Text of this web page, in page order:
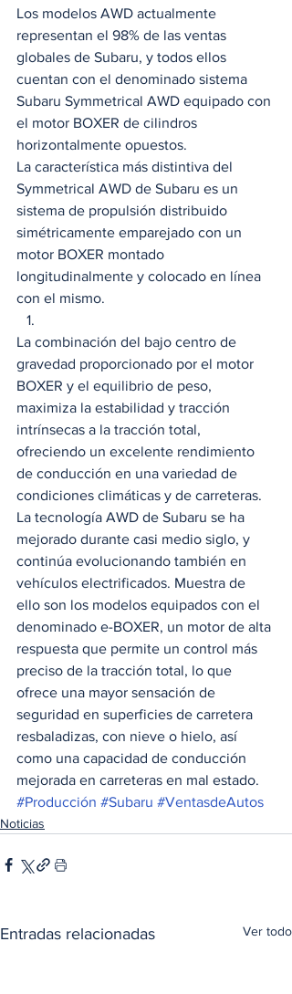
Los modelos AWD actualmente
representan el 98% de las ventas
globales de Subaru, y todos ellos
cuentan con el denominado sistema
Subaru Symmetrical AWD equipado con
el motor BOXER de cilindros
horizontalmente opuestos.
La característica más distintiva del
Symmetrical AWD de Subaru es un
sistema de propulsión distribuido
simétricamente emparejado con un
motor BOXER montado
longitudinalmente y colocado en línea
con el mismo.
La combinación del bajo centro de
gravedad proporcionado por el motor
BOXER y el equilibrio de peso,
maximiza la estabilidad y tracción
intrínsecas a la tracción total,
ofreciendo un excelente rendimiento
de conducción en una variedad de
condiciones climáticas y de carreteras.
La tecnología AWD de Subaru se ha
mejorado durante casi medio siglo, y
continúa evolucionando también en
vehículos electrificados. Muestra de
ello son los modelos equipados con el
denominado e-BOXER, un motor de alta
respuesta que permite un control más
preciso de la tracción total, lo que
ofrece una mayor sensación de
seguridad en superficies de carretera
resbaladizas, con nieve o hielo, así
como una capacidad de conducción
mejorada en carreteras en mal estado.
#Producción #Subaru #VentasdeAutos
Noticias
Entradas relacionadas Ver todo